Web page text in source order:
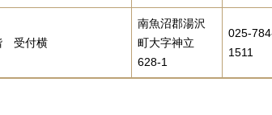
受付横
南魚沼郡湯沢
町大字神立
628-1
025-
1511